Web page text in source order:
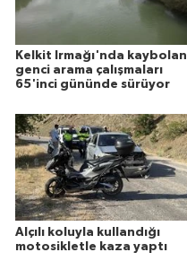
Kelkit Irmağı'nda kaybolan
genci arama çalışmaları
65'inci gününde sürüyor
Alçılı koluyla kullandığı
motosikletle kaza yaptı